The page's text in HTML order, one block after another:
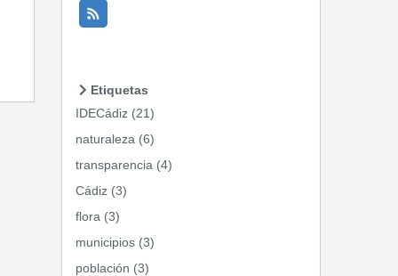
Etiquetas
IDECádiz (21)
naturaleza (6)
transparencia (4)
Cádiz (3)
flora (3)
municipios (3)
población (3)